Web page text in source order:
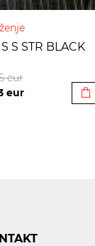
S STR BLACK
eur
eur